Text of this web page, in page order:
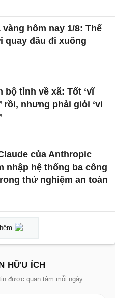
vàng hôm nay 1/8: Thế
quay đầu đi xuống
bộ tỉnh về xã: Tốt ‘vĩ
rồi, nhưng phải giỏi ‘vi
của Anthropic
nhập hệ thống ba công
thử nghiệm an toàn
HỮU ÍCH
được quan tâm mỗi ngày